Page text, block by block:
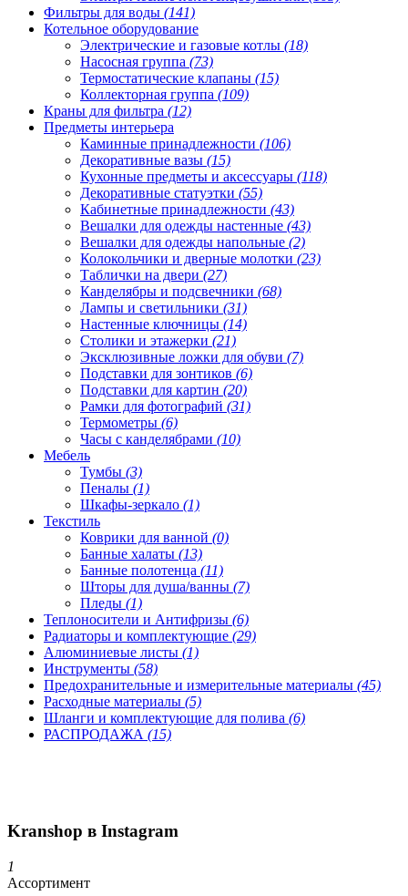
Фильтры для воды (141)
Котельное оборудование
Электрические и газовые котлы (18)
Насосная группа (73)
Термостатические клапаны (15)
Коллекторная группа (109)
Краны для фильтра (12)
Предметы интерьера
Каминные принадлежности (106)
Декоративные вазы (15)
Кухонные предметы и аксессуары (118)
Декоративные статуэтки (55)
Кабинетные принадлежности (43)
Вешалки для одежды настенные (43)
Вешалки для одежды напольные (2)
Колокольчики и дверные молотки (23)
Таблички на двери (27)
Канделябры и подсвечники (68)
Лампы и светильники (31)
Настенные ключницы (14)
Столики и этажерки (21)
Эксклюзивные ложки для обуви (7)
Подставки для зонтиков (6)
Подставки для картин (20)
Рамки для фотографий (31)
Термометры (6)
Часы с канделябрами (10)
Мебель
Тумбы (3)
Пеналы (1)
Шкафы-зеркало (1)
Текстиль
Коврики для ванной (0)
Банные халаты (13)
Банные полотенца (11)
Шторы для душа/ванны (7)
Пледы (1)
Теплоносители и Антифризы (6)
Радиаторы и комплектующие (29)
Алюминиевые листы (1)
Инструменты (58)
Предохранительные и измерительные материалы (45)
Расходные материалы (5)
Шланги и комплектующие для полива (6)
РАСПРОДАЖА (15)
Kranshop в Instagram
1
Ассортимент